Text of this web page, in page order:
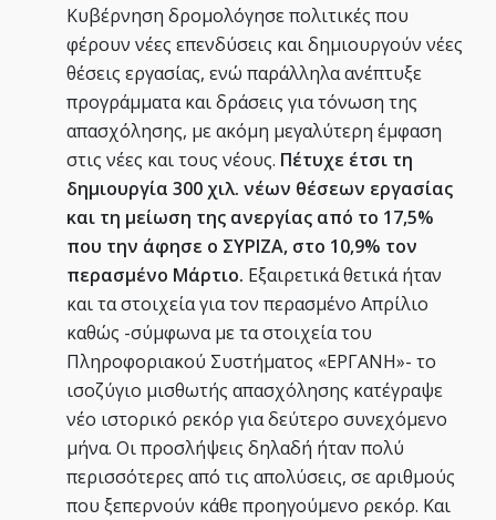
Κυβέρνηση δρομολόγησε πολιτικές που
φέρουν νέες επενδύσεις και δημιουργούν νέες
θέσεις εργασίας, ενώ παράλληλα ανέπτυξε
προγράμματα και δράσεις για τόνωση της
απασχόλησης, με ακόμη μεγαλύτερη έμφαση
στις νέες και τους νέους. Πέτυχε έτσι τη
δημιουργία 300 χιλ. νέων θέσεων εργασίας
και τη μείωση της ανεργίας από το 17,5%
που την άφησε ο ΣΥΡΙΖΑ, στο 10,9% τον
περασμένο Μάρτιο. Εξαιρετικά θετικά ήταν
και τα στοιχεία για τον περασμένο Απρίλιο
καθώς -σύμφωνα με τα στοιχεία του
Πληροφοριακού Συστήματος «ΕΡΓΑΝΗ»- το
ισοζύγιο μισθωτής απασχόλησης κατέγραψε
νέο ιστορικό ρεκόρ για δεύτερο συνεχόμενο
μήνα. Οι προσλήψεις δηλαδή ήταν πολύ
περισσότερες από τις απολύσεις, σε αριθμούς
που ξεπερνούν κάθε προηγούμενο ρεκόρ. Και